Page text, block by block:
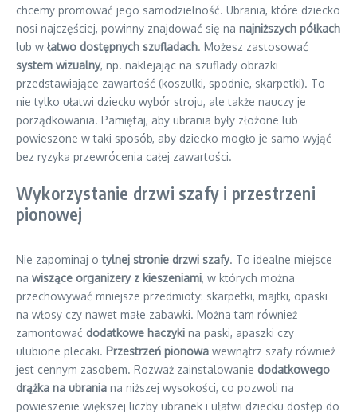
chcemy promować jego samodzielność. Ubrania, które dziecko
nosi najczęściej, powinny znajdować się na najniższych półkach
lub w łatwo dostępnych szufladach. Możesz zastosować
system wizualny, np. naklejając na szuflady obrazki
przedstawiające zawartość (koszulki, spodnie, skarpetki). To
nie tylko ułatwi dziecku wybór stroju, ale także nauczy je
porządkowania. Pamiętaj, aby ubrania były złożone lub
powieszone w taki sposób, aby dziecko mogło je samo wyjąć
bez ryzyka przewrócenia całej zawartości.
Wykorzystanie drzwi szafy i przestrzeni
pionowej
Nie zapominaj otylnej stronie drzwi szafy. To idealne miejsce
na wiszące organizery z kieszeniami, w których można
przechowywać mniejsze przedmioty: skarpetki, majtki, opaski
na włosy czy nawet małe zabawki. Można tam również
zamontować dodatkowe haczyki na paski, apaszki czy
ulubione plecaki. Przestrzeń pionowa wewnątrz szafy również
jest cennym zasobem. Rozważ zainstalowanie dodatkowego
drążka na ubrania na niższej wysokości, co pozwoli na
powieszenie większej liczby ubranek i ułatwi dziecku dostęp do